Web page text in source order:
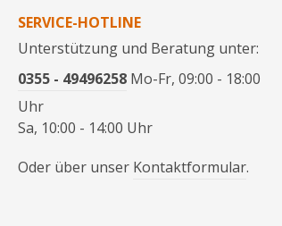
SERVICE-HOTLINE
Unterstützung und Beratung unter:
0355 - 49496258 Mo-Fr, 09:00 - 18:00
Uhr
Sa, 10:00 - 14:00 Uhr
Oder über unser Kontaktformular.